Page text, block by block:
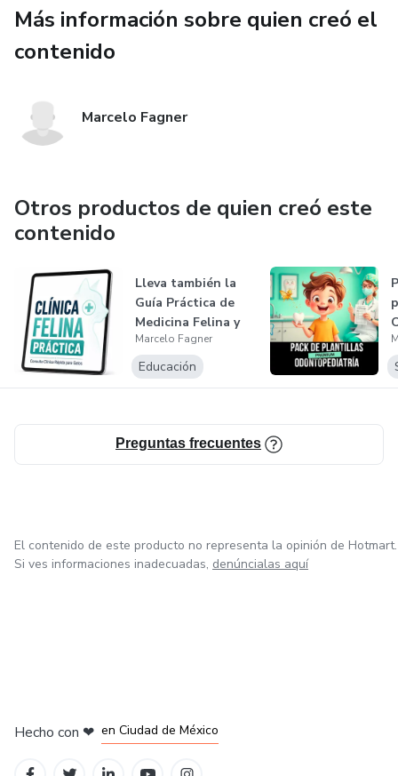
Más información sobre quien creó el
contenido
Marcelo Fagner
Otros productos de quien creó este
contenido
Lleva también la
Guía Práctica de
Medicina Felina y
accede a...
Marcelo Fagner
Educación
Preguntas frecuentes
El contenido de este producto no representa la opinión de Hotmart.
Si ves informaciones inadecuadas, denúncialas aquí
Hecho con ❤ en Ciudad de México